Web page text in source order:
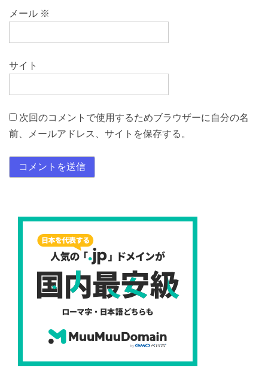
メール ※
サイト
次回のコメントで使用するためブラウザーに自分の名
前、メールアドレス、サイトを保存する。